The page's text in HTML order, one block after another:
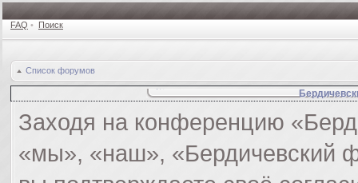
FAQ • Поиск
Список форумов
Заходя на конференцию
«мы», «наш», «Бердичевский